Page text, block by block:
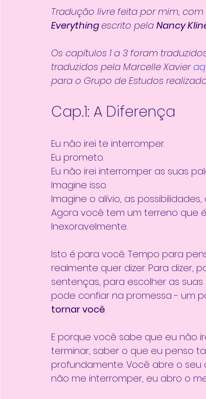
Tradução livre feita por mim,
Everything escrito pela Nancy
Os capítulos 1 a 3 foram
traduzidos pela Marcelle Xavier
para o Grupo de Estudos
Cap.1: A Diferença
Eu não irei te interromper.
Eu prometo.
Eu não irei interromper as suas
Imagine isso.
Imagine o alívio, as
Agora você tem um terreno que
Inexoravelmente.
Isto é para você. Tempo para
realmente quer dizer. Para dizer,
sentenças, para escolher as
pode confiar na promessa - um
tornar você.
E porque você sabe que eu não
terminar, saber o que eu penso
profundamente. Você abre o seu
não me interromper, eu abro o